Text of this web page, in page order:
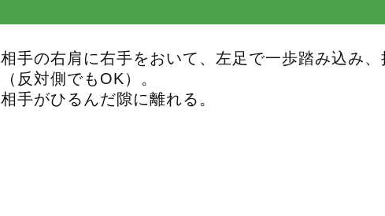
相手の右肩に右手をおいて、左足で一歩踏み込み、
（反対側でもOK）。
相手がひるんだ隙に離れる。